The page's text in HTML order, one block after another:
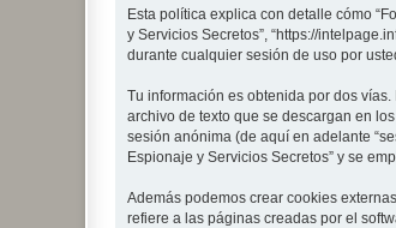
Esta política explica con detalle cómo
y Servicios Secretos”, “https://
durante cualquier sesión de uso por
Tu información es obtenida por dos
archivo de texto que se descargan en
sesión anónima (de aquí en adelante
Espionaje y Servicios Secretos” y se
Además podemos crear cookies
refiere a las páginas creadas por el